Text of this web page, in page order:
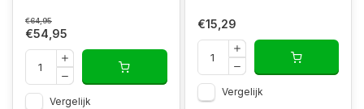
€64,95
€54,95
Vergelijk
€15,29
Vergelijk